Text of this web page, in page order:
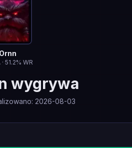
Ornn
· 51.2% WR
wygrywa
: 2026-08-03